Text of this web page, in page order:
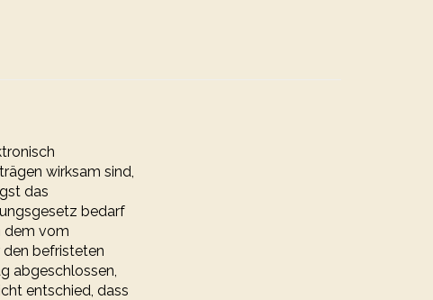
wirksam sind,
das
bedarf
dem vom
befristeten
abgeschlossen,
entschied, dass